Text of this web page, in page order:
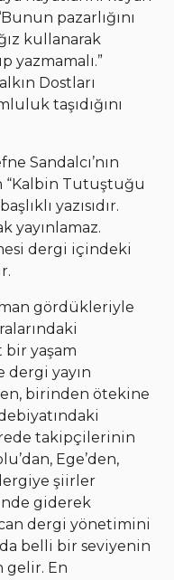
pazarlığını
kullanarak
Dostları
taşıdığını
Sandalcı’nın
“Kalbin Tutuştuğu
yazısıdır.
yayınlamaz.
dergi içindeki
gördükleriyle
bir yaşam
yayın
birinden ötekine
takipçilerinin
Ege’den,
şiirler
giderek
dergi yönetimini
belli bir seviyenin
gelir. En